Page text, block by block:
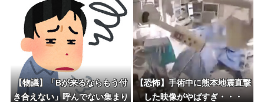
【物議】「Bが来るならもう付
き合えない」呼んでない集まり
【恐怖】手術中に熊本地震直撃
した映像がやばすぎ・・・